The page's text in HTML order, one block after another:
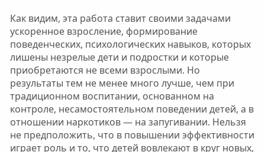
Как видим, эта работа ставит своими задачами
ускоренное взросление, формирование
поведенческих, психологических навыков, которых
лишены незрелые дети и подростки и которые
приобретаются не всеми взрослыми. Но
результаты тем не менее много лучше, чем при
традиционном воспитании, основанном на
контроле, несамостоятельном поведении детей, а в
отношении наркотиков — на запугивании. Нельзя
не предположить, что в повышении эффективности
играет роль и то, что детей вовлекают в круг новых,